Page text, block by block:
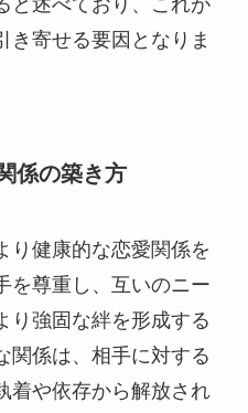
と述べており、これが
き寄せる要因となりま
係の築き方
り健康的な恋愛関係を
を尊重し、互いのニー
り強固な絆を形成する
関係は、相手に対する
着や依存から解放され